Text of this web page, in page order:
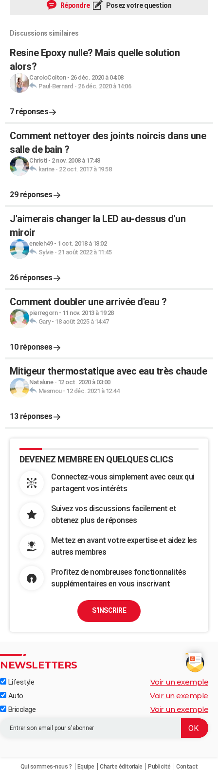
Répondre Posez votre question
Discussions similaires
Resine Epoxy nulle? Mais quelle solution
alors?
CaroloColton- 26 déc. 2020 à 04:08
Paul-Bernard - 26 déc. 2020 à 14:06
7 réponses
Comment nettoyer des joints noircis dans une
salle de bain ?
Christi- 2 nov. 2008 à 17:48
karine- 22 oct. 2017 à 19:58
29 réponses
J'aimerais changer la LED au-dessus d'un
miroir
eneleh49- 1 oct. 2018 à 18:02
Sylvie- 21 août 2022 à 11:45
26 réponses
Comment doubler une arrivée d'eau ?
pierregorn- 11 nov. 2013 à 19:28
Gary- 18 août 2025 à 14:47
10 réponses
Mitigeur thermostatique avec eau très chaude
Natalune- 12 oct. 2020 à 03:00
Mesmou- 12 déc. 2021 à 12:44
13 réponses
DEVENEZ MEMBRE EN QUELQUES CLICS
Connectez-vous simplement avec ceux qui
partagent vos intérêts
Suivez vos discussions facilement et
obtenez plus de réponses
Mettez en avant votre expertise et aidez les
autres membres
Profitez de nombreuses fonctionnalités
supplémentaires en vous inscrivant
S'INSCRIRE
NEWSLETTERS
Lifestyle Voir un exemple
Auto Voir un exemple
Bricolage Voir un exemple
Qui sommes-nous ? Equipe Charte éditoriale Publicité Contact